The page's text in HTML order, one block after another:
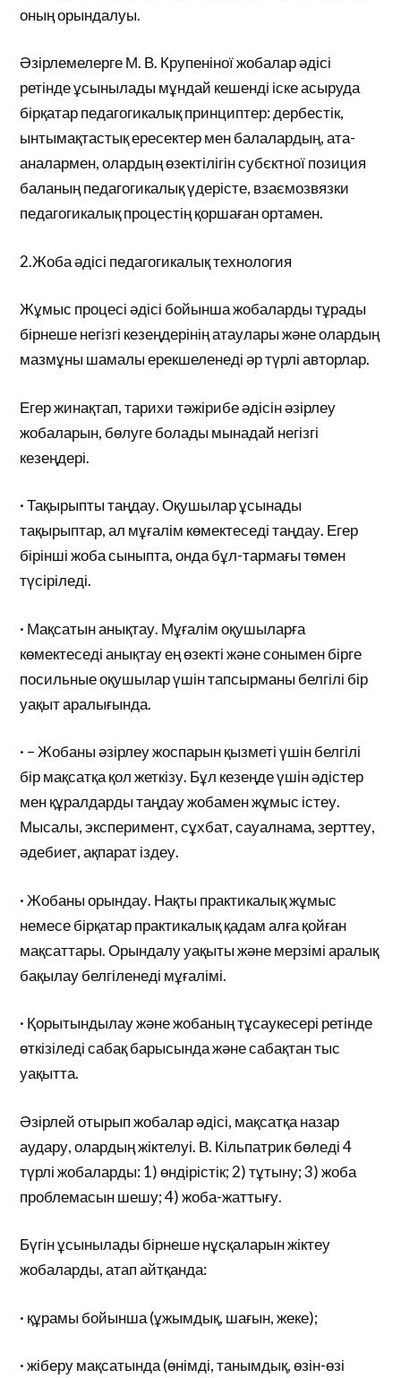
оның орындалуы.
Әзірлемелерге М. В. Крупеніної жобалар әдісі
ретінде ұсынылады мұндай кешенді іске асыруда
бірқатар педагогикалық принциптер: дербестік,
ынтымақтастық ересектер мен балалардың, ата-
аналармен, олардың өзектілігін субєктної позиция
баланың педагогикалық үдерісте, взаємозвязки
педагогикалық процестің қоршаған ортамен.
2.Жоба әдісі педагогикалық технология
Жұмыс процесі әдісі бойынша жобаларды тұрады
бірнеше негізгі кезеңдерінің атаулары және олардың
мазмұны шамалы ерекшеленеді әр түрлі авторлар.
Егер жинақтап, тарихи тәжірибе әдісін әзірлеу
жобаларын, бөлуге болады мынадай негізгі
кезеңдері.
· Тақырыпты таңдау. Оқушылар ұсынады
тақырыптар, ал мұғалім көмектеседі таңдау. Егер
бірінші жоба сыныпта, онда бұл-тармағы төмен
түсіріледі.
· Мақсатын анықтау. Мұғалім оқушыларға
көмектеседі анықтау ең өзекті және сонымен бірге
посильные оқушылар үшін тапсырманы белгілі бір
уақыт аралығында.
· – Жобаны әзірлеу жоспарын қызметі үшін белгілі
бір мақсатқа қол жеткізу. Бұл кезеңде үшін әдістер
мен құралдарды таңдау жобамен жұмыс істеу.
Мысалы, эксперимент, сұхбат, сауалнама, зерттеу,
әдебиет, ақпарат іздеу.
· Жобаны орындау. Нақты практикалық жұмыс
немесе бірқатар практикалық қадам алға қойған
мақсаттары. Орындалу уақыты және мерзімі аралық
бақылау белгіленеді мұғалімі.
· Қорытындылау және жобаның тұсаукесері ретінде
өткізіледі сабақ барысында және сабақтан тыс
уақытта.
Әзірлей отырып жобалар әдісі, мақсатқа назар
аудару, олардың жіктелуі. В. Кільпатрик бөледі 4
түрлі жобаларды: 1) өндірістік; 2) тұтыну; 3) жоба
проблемасын шешу; 4) жоба-жаттығу.
Бүгін ұсынылады бірнеше нұсқаларын жіктеу
жобаларды, атап айтқанда:
· құрамы бойынша (ұжымдық, шағын, жеке);
· жіберу мақсатында (өнімді, танымдық, өзін-өзі